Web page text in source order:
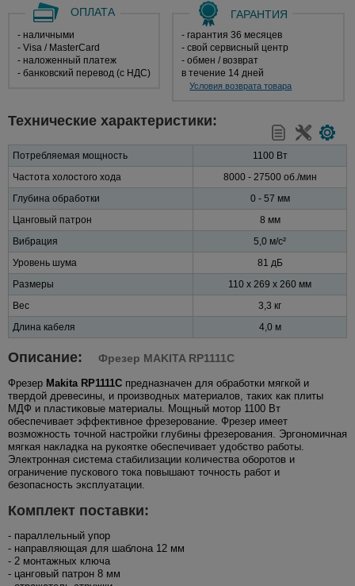
ОПЛАТА
- наличными
- Visa / MasterCard
- наложенный платеж
- банковский перевод (с НДС)
ГАРАНТИЯ
- гарантия 36 месяцев
- свой сервисный центр
- обмен / возврат
в течение 14 дней
Условия возврата товара
Технические характеристики:
Потребляемая мощность
1100 Вт
Частота холостого хода
8000 - 27500 об./мин
Глубина обработки
0 - 57 мм
Цанговый патрон
8 мм
Вибрация
5,0 м/с²
Уровень шума
81 дБ
Размеры
110 х 269 х 260 мм
Вес
3,3 кг
Длина кабеля
4,0 м
Описание: Фрезер MAKITA RP1111C
Фрезер Makita RP1111C предназначен для обработки мягкой и
твердой древесины, и производных материалов, таких как плиты
МДФ и пластиковые материалы. Мощный мотор 1100 Вт
обеспечивает эффективное фрезерование. Фрезер имеет
возможность точной настройки глубины фрезерования. Эргономичная
мягкая накладка на рукоятке обеспечивает удобство работы.
Электронная система стабилизации количества оборотов и
ограничение пускового тока повышают точность работ и
безопасность эксплуатации.
Комплект поставки:
- параллельный упор
- направляющая для шаблона 12 мм
- 2 монтажных ключа
- цанговый патрон 8 мм